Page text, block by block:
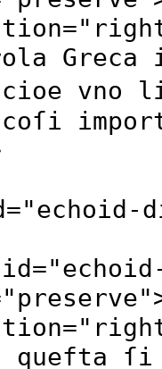
="
cioe vno
="echoid-
="
preserve
="
quefta ſi